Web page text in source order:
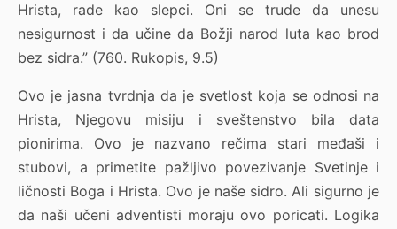
Hrista, rade kao slepci. Oni se trude da unesu
nesigurnost i da učine da Božji narod luta kao brod
bez sidra.” (760. Rukopis, 9.5)
Ovo je jasna tvrdnja da je svetlost koja se odnosi na
Hrista, Njegovu misiju i sveštenstvo bila data
pionirima. Ovo je nazvano rečima stari međaši i
stubovi, a primetite pažljivo povezivanje Svetinje i
ličnosti Boga i Hrista. Ovo je naše sidro. Ali sigurno je
da naši učeni adventisti moraju ovo poricati. Logika